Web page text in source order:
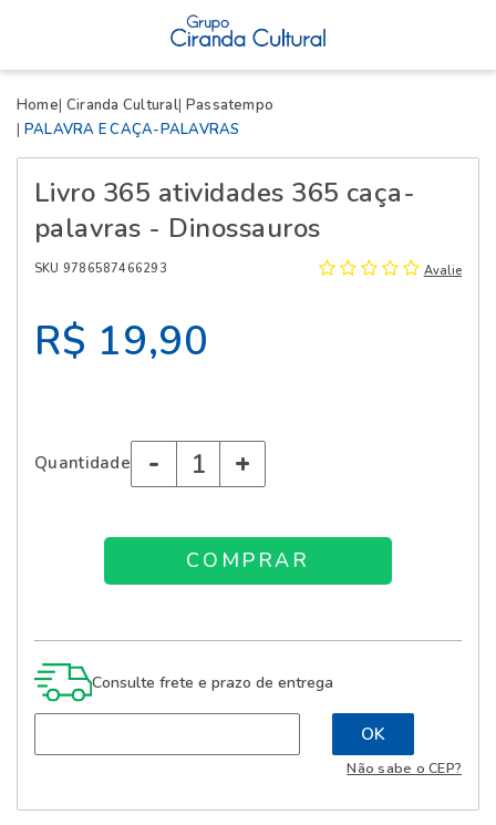
Home Ciranda Cultural Passatempo
PALAVRA E CAÇA-PALAVRAS
Livro 365 atividades 365 caça-
palavras - Dinossauros
SKU 9786587466293 Avalie
R$ 19,90
Quantidade - +
Consulte frete e prazo de entrega
Não sabe o CEP?